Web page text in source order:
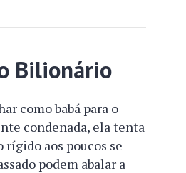
Bilionário
como babá para o
condenada, ela tenta
aos poucos se
podem abalar a